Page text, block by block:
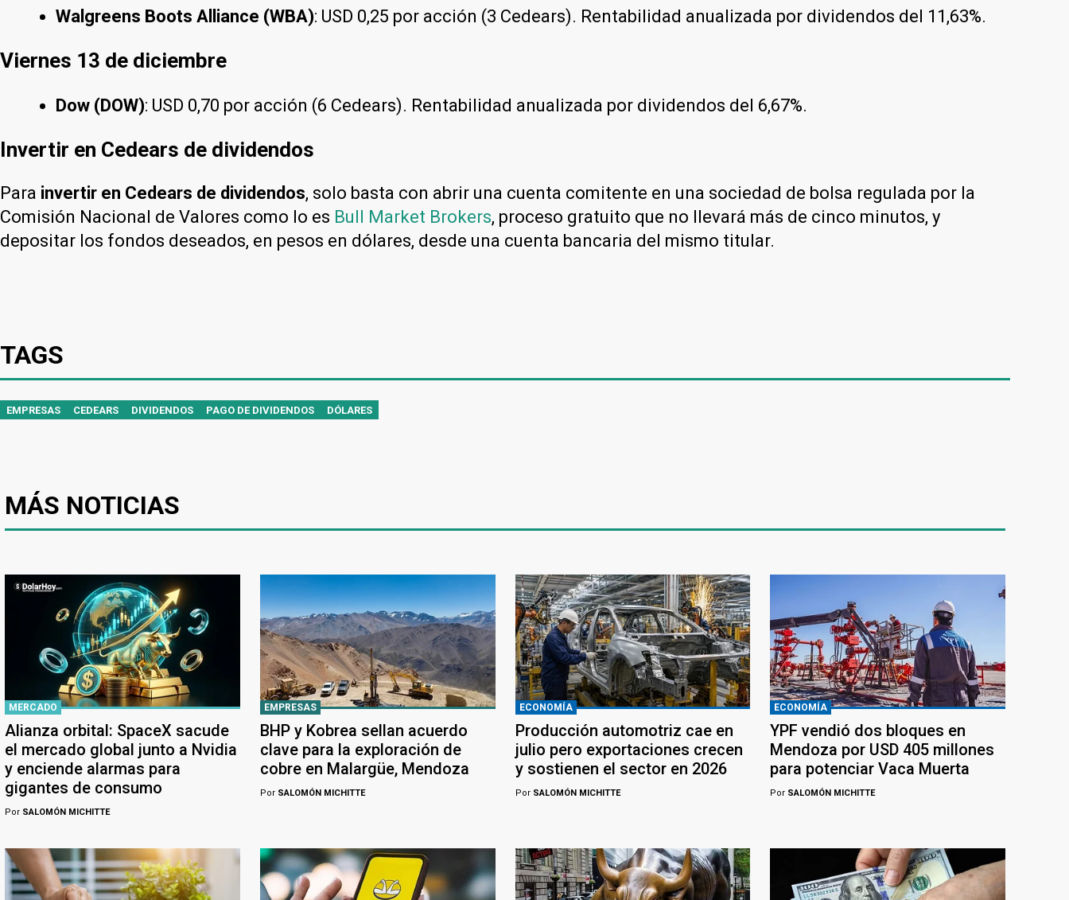
Walgreens Boots Alliance (WBA): USD 0,25 por acción (3 Cedears). Rentabilidad anualizada por dividendos del 11,63%.
Viernes 13 de diciembre
Dow (DOW): USD 0,70 por acción (6 Cedears). Rentabilidad anualizada por dividendos del 6,67%.
Invertir en Cedears de dividendos
Para invertir en Cedears de dividendos, solo basta con abrir una cuenta comitente en una sociedad de bolsa regulada por la
Comisión Nacional de Valores como lo es Bull Market Brokers, proceso gratuito que no llevará más de cinco minutos, y
depositar los fondos deseados, en pesos en dólares, desde una cuenta bancaria del mismo titular.
TAGS
EMPRESAS CEDEARS DIVIDENDOS PAGO DE DIVIDENDOS DÓLARES
MÁS NOTICIAS
MERCADO
Alianza orbital: SpaceX sacude
el mercado global junto a Nvidia
y enciende alarmas para
gigantes de consumo
Por SALOMÓN MICHITTE
EMPRESAS
BHP y Kobrea sellan acuerdo
clave para la exploración de
cobre en Malargüe, Mendoza
PorSALOMÓN MICHITTE
ECONOMÍA
Producción automotriz cae en
julio pero exportaciones crecen
y sostienen el sector en 2026
PorSALOMÓN MICHITTE
ECONOMÍA
YPF vendió dos bloques en
Mendoza por USD 405 millones
para potenciar Vaca Muerta
Por SALOMÓN MICHITTE